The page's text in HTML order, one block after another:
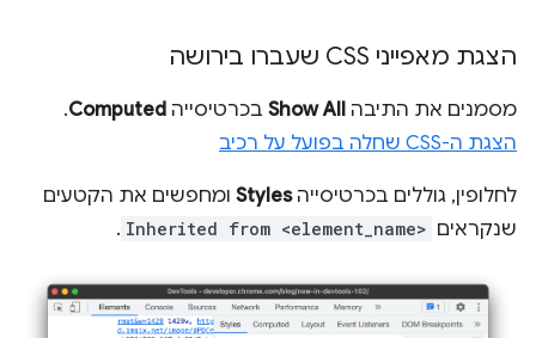
הצגת מאפייני CSS שעברו בירושה
מסמנים את התיבה Show All בכרטיסייה Computed
.
הצגת ה-CSS שחלה בפועל על רכיב
לחלופין, גוללים בכרטיסייהStyles ומחפשים את הקטעים
שנקראים Inherited from <element_name>
.